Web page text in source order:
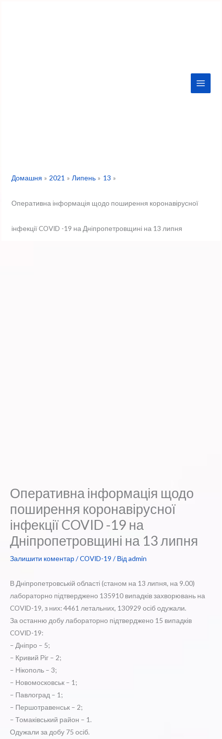
Домашня 2021 Липень 13
Оперативна інформація щодо поширення коронавірусної
інфекції COVID -19 на Дніпропетровщині на 13 липня
Оперативна інформація щодо
поширення коронавірусної
інфекції COVID -19 на
Дніпропетровщині на 13 липня
Залишити коментар/COVID-19 / Відadmin
В Дніпропетровській області (станом на 13 липня, на 9.00)
лабораторно підтверджено 135910 випадків захворювань на
COVID-19, з них: 4461 летальних, 130929 осіб одужали.
За останню добу лабораторно підтверджено 15 випадків
COVID-19:
– Дніпро – 5;
– Кривий Ріг – 2;
– Нікополь – 3;
– Новомосковськ – 1;
– Павлоград – 1;
– Першотравенськ – 2;
– Томаківський район – 1.
Одужали за добу 75 осіб.